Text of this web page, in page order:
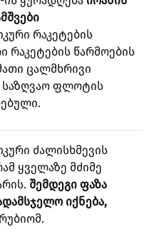
რაკეტების
რაკეტების წარმოების
ცალმხრივი
საზღვაო ფლოტის
ძალისხმევის
ყველაზე მძიმე
შემდეგი ფაზა
იქნება,